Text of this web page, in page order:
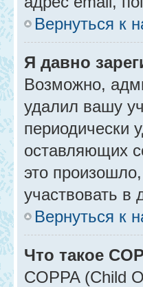
Вернуться к
Я давно
Возможно,
удалил вашу
периодически
оставляющих
это
участвовать в
Вернуться к
Что такое
COPPA (Child